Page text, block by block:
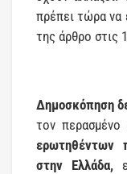
πρέπει τώρα να
της άρθρο στις
Δημοσκόπηση
τον
ερωτηθέντων
στην Ελλάδα,